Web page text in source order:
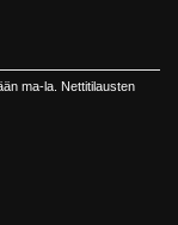
ma-la. Nettitilausten